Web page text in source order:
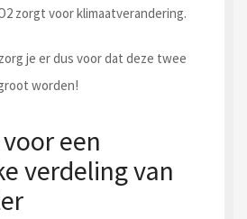
zorgt voor klimaatverandering.
je er dus voor dat deze twee
worden!
een
verdeling van